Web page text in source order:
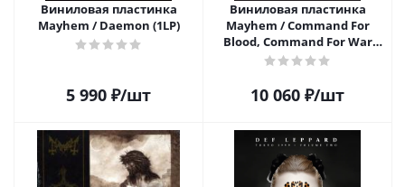
Виниловая пластинка
Mayhem / Daemon (1LP)
5 990 ₽/шт
Виниловая пластинка
Mayhem / Command For
Blood, Command For War
(2LP)
10 060 ₽/шт